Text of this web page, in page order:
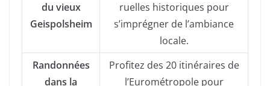
du vieux
Geispolsheim
ruelles historiques pour
s’imprégner de l’ambiance
locale.
Randonnées
dans la
Profitez des 20 itinéraires de
l’Eurométropole pour